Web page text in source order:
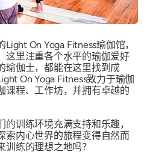
On Yoga Fitness瑜伽馆，
这里注重各个水平的瑜伽爱好
瑜伽士，都能在这里找到成
On Yoga Fitness致力于瑜伽
课程、工作坊，并拥有卓越的
训练环境充满支持和乐趣，
索内心世界的旅程变得自然而
练的理想之地吗？